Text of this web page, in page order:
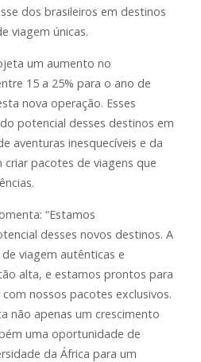
dos brasileiros em destinos
viagem únicas.
um aumento no
15 a 25% para o ano de
nova operação. Esses
potencial desses destinos em
aventuras inesquecíveis e da
criar pacotes de viagens que
“Estamos
desses novos destinos. A
viagem autênticas e
alta, e estamos prontos para
nossos pacotes exclusivos.
não apenas um crescimento
uma oportunidade de
da África para um